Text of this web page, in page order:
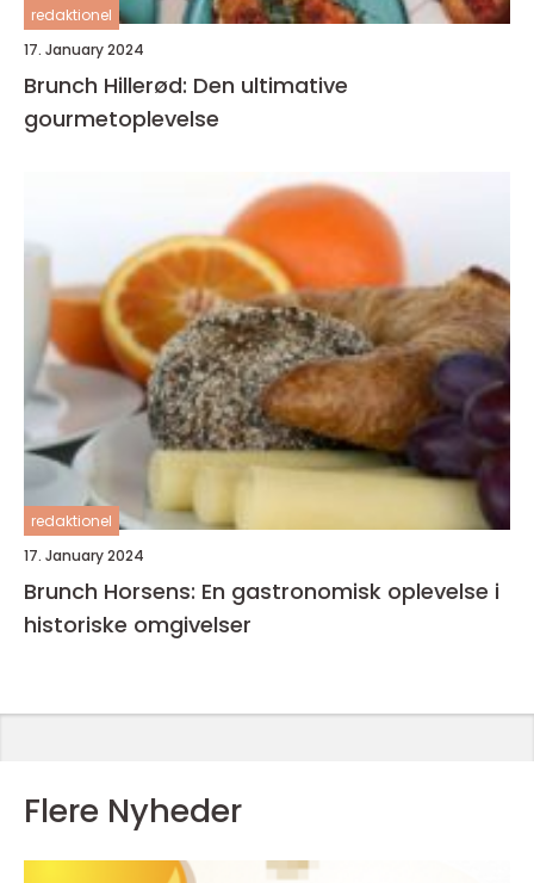
redaktionel
17. January 2024
Brunch Hillerød: Den ultimative
gourmetoplevelse
redaktionel
17. January 2024
Brunch Horsens: En gastronomisk oplevelse i
historiske omgivelser
Flere Nyheder